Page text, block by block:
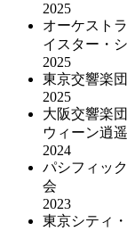
2025
オーケスト
イスター・
2025
東京交響楽
2025
大阪交響楽
ウィーン逍遥
2024
パシフィッ
会
2023
東京シティ